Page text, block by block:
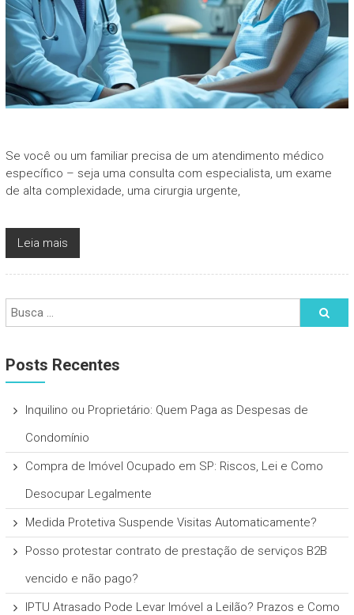
Se você ou um familiar precisa de um atendimento médico
específico – seja uma consulta com especialista, um exame
de alta complexidade, uma cirurgia urgente,
Leia mais
Posts Recentes
Inquilino ou Proprietário: Quem Paga as Despesas de
Condomínio
Compra de Imóvel Ocupado em SP: Riscos, Lei e Como
Desocupar Legalmente
Medida Protetiva Suspende Visitas Automaticamente?
Posso protestar contrato de prestação de serviços B2B
vencido e não pago?
IPTU Atrasado Pode Levar Imóvel a Leilão? Prazos e Como